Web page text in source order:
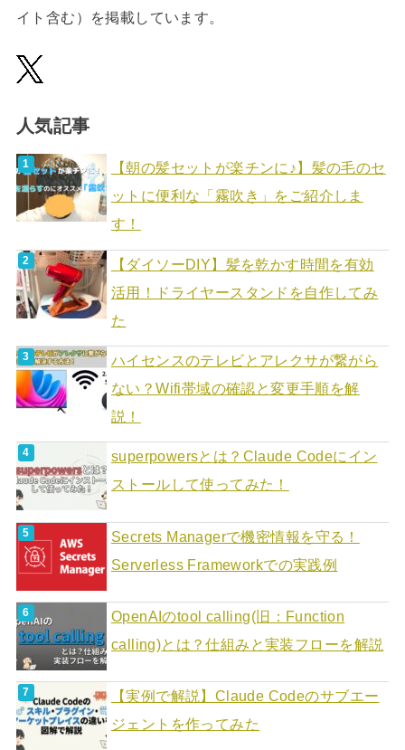
イト含む）を掲載しています。
人気記事
【朝の髪セットが楽チンに♪】髪の毛のセ
ットに便利な「霧吹き」をご紹介しま
す！
【ダイソーDIY】髪を乾かす時間を有効
活用！ドライヤースタンドを自作してみ
た
ハイセンスのテレビとアレクサが繋がら
ない？Wifi帯域の確認と変更手順を解
説！
superpowersとは？Claude Codeにイン
ストールして使ってみた！
Secrets Managerで機密情報を守る！
Serverless Frameworkでの実践例
OpenAIのtool calling(旧：Function
calling)とは？仕組みと実装フローを解説
【実例で解説】Claude Codeのサブエー
ジェントを作ってみた